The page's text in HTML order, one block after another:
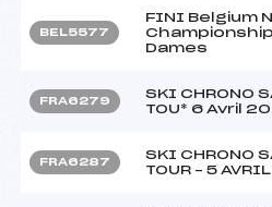
BEL5577
FINI Belgium
Dames
FRA6279
SKI CHRONO
TOU* 6 Avril
FRA6287
SKI CHRONO
TOUR – 5